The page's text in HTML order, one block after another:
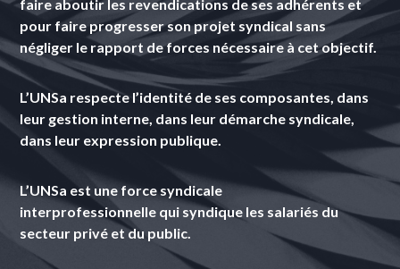
faire aboutir les revendications de ses adhérents et
pour faire progresser son projet syndical sans
négliger le rapport de forces nécessaire à cet objectif.
L’UNSa respecte l’identité de ses composantes, dans
leur gestion interne, dans leur démarche syndicale,
dans leur expression publique.
L’UNSa est une force syndicale
interprofessionnelle qui syndique les salariés du
secteur privé et du public.